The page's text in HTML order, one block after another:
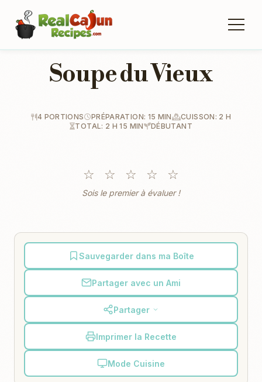
Soupe du Vieux
4 PORTIONS PRÉPARATION: 15 MIN
CUISSON: 2 H
TOTAL: 2 H 15 MIN
DÉBUTANT
☆ ☆ ☆ ☆ ☆
Sois le premier à évaluer !
Sauvegarder dans ma Boîte
Partager avec un Ami
Partager
Imprimer la Recette
Mode Cuisine